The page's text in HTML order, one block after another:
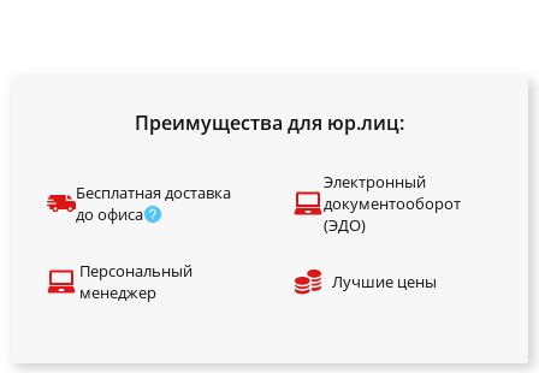
Преимущества для юр.лиц:
Бесплатная доставка
до офиса
Электронный
документооборот
(ЭДО)
Персональный
менеджер
Лучшие цены